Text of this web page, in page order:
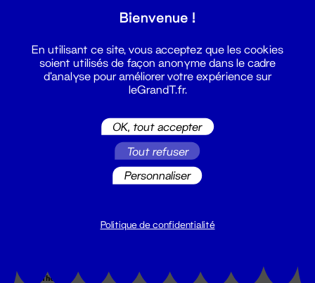
Suivez toutes les actualités du
Bienvenue !
En utilisant ce site, vous acceptez que les cookies
soient utilisés de façon anonyme dans le cadre
d'analyse pour améliorer votre expérience sur
leGrandT.fr.
OK, tout accepter
Tout refuser
Personnaliser
Politique de confidentialité